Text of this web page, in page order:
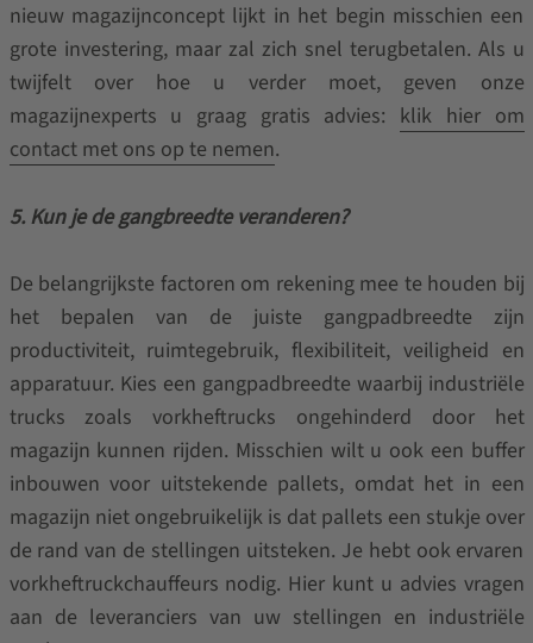
nieuw magazijnconcept lijkt in het begin misschien een
grote investering, maar zal zich snel terugbetalen. Als u
twijfelt over hoe u verder moet, geven onze
magazijnexperts u graag gratis advies: klik hier om
contact met ons op te nemen.
5. Kun je de gangbreedte veranderen?
De belangrijkste factoren om rekening mee te houden bij
het bepalen van de juiste gangpadbreedte zijn
productiviteit, ruimtegebruik, flexibiliteit, veiligheid en
apparatuur. Kies een gangpadbreedte waarbij industriële
trucks zoals vorkheftrucks ongehinderd door het
magazijn kunnen rijden. Misschien wilt u ook een buffer
inbouwen voor uitstekende pallets, omdat het in een
magazijn niet ongebruikelijk is dat pallets een stukje over
de rand van de stellingen uitsteken. Je hebt ook ervaren
vorkheftruckchauffeurs nodig. Hier kunt u advies vragen
aan de leveranciers van uw stellingen en industriële